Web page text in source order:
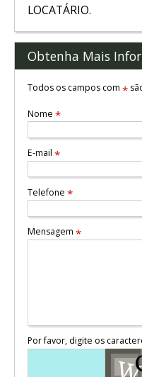
LOCATÁRIO.
Obtenha Mais
Todos os campos com *
Nome *
E-mail *
Telefone *
Mensagem *
Por favor, digite os